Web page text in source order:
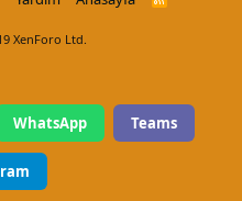
XenForo Ltd.
WhatsApp Teams